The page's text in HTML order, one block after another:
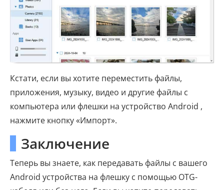
Кстати, если вы хотите переместить файлы,
приложения, музыку, видео и другие файлы с
компьютера или флешки на устройство Android ,
нажмите кнопку «Импорт».
Заключение
Теперь вы знаете, как передавать файлы с вашего
Android устройства на флешку с помощью OTG-